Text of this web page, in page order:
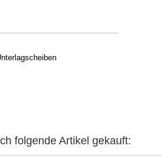
folgende Artikel gekauft: